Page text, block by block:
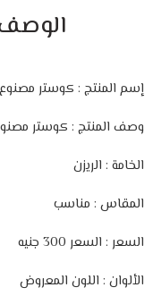
إسم المنتج : كوستر مصنوع
وصف المنتج : كوستر مصنوع
الخامة : الريزن
المقاس : مناسب
السعر : السعر 300 جنيه
الألوان : اللون المعروض